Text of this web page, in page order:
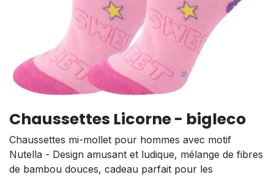
Chaussettes Licorne - bigleco
Chaussettes mi-mollet pour hommes avec motif
Nutella - Design amusant et ludique, mélange de fibres
de bambou douces, cadeau parfait pour les